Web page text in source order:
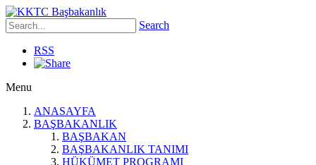
Search
RSS
Menu
ANASAYFA
BAŞBAKANLIK
BAŞBAKAN
BAŞBAKANLIK TANIMI
HÜKÜMET PROGRAMI